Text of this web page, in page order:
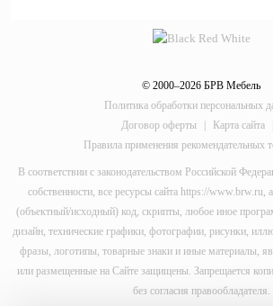
© 2000–2026 БРВ Мебель
Политика обработки персональных
Договор оферты
Карта сайта
Правила применения рекомендательных
В соответствии с законодательством Российской
собственности, все ресурсы сайта https://
(объектный/исходный) код, скрипты, любое иное
дизайн, технические графики, фотографии, рисунки,
фразы, логотипы, товарные знаки и иные материалы,
или размещенные на Сайте защищены. Запрещается
без согласия правообладателя.